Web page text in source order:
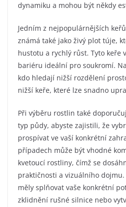
dynamiku a mohou být někdy
Jedním z nejpopulárnějších
známá také jako živý plot túje,
hustotu a rychlý růst. Tyto keře
bariéru ideální pro soukromí.
kdo hledají nižší rozdělení
nižší keře, které lze snadno
Při výběru rostlin také
typ půdy, abyste zajistili, že
prospívat ve vaší konkrétní
případech může být vhodné
kvetoucí rostliny, čímž se
praktičnosti a vizuálního
měly splňovat vaše konkrétní
zklidnění rušné silnice nebo